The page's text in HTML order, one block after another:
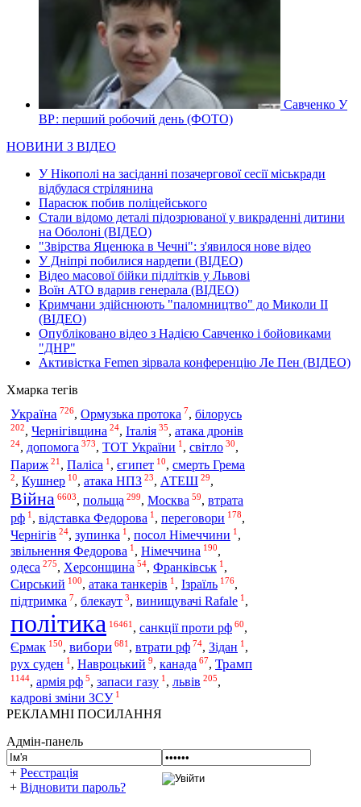
Савченко У
ВР: перший робочий день (ФОТО)
НОВИНИ З ВІДЕО
У Нікополі на засіданні позачергової сесії міськради
відбулася стрілянина
Парасюк побив поліцейського
Стали відомо деталі підозрюваної у викраденні дитини
на Оболоні (ВІДЕО)
"Звірства Яценюка в Чечні": з'явилося нове відео
У Дніпрі побилися нардепи (ВІДЕО)
Відео масової бійки підлітків у Львові
Воїн АТО вдарив генерала (ВІДЕО)
Кримчани здійснюють "паломництво" до Миколи ІІ
(ВІДЕО)
Опубліковано відео з Надією Савченко і бойовиками
"ДНР"
Активістка Femen зірвала конференцію Ле Пен (ВІДЕО)
Хмарка тегів
Україна 726, Ормузька протока 7, білорусь
202, Чернігівщина 24, Італія 35, атака дронів
24, допомога 373, ТОТ України 1 , світло 30,
Париж 21 , Паліса 1 , єгипет 10, смерть Грема
2, Кушнер 10, атака НПЗ 23, АТЕШ 29,
Війна 6603, польща 299, Москва 59, втрата
рф 1 , відставка Федорова 1 , переговори 178,
Чернігів 24, зупинка 1 , посол Німеччини 1 ,
звільнення Федорова 1 , Німеччина 190,
одеса 275, Херсонщина 54, Франківськ 1 ,
Сирський 100, атака танкерів 1, Ізраїль 176,
підтримка 7, блекаут 3, винищувачі Rafale 1 ,
політика 16461 , санкції проти рф 60,
Єрмак 150, вибори 681 , втрати рф 74, Зідан 1 ,
рух суден 1, Навроцький 9, канада 67, Трамп
1144, армія рф 5, запаси газу 1 , львів 205,
кадрові зміни ЗСУ 1
РЕКЛАМНІ ПОСИЛАННЯ
Адмін-панель
+ Реєстрація
+ Відновити пароль?